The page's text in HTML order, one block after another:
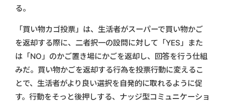
る。
「買い物カゴ投票」は、生活者がスーパーで買い物かご
を返却する際に、二者択一の設問に対して「YES」また
は「NO」のかご置き場にかごを返却し、回答を行う仕組
みだ。買い物かごを返却する行為を投票行動に変えるこ
とで、生活者がより良い選択を自発的に取れるように促
す。行動をそっと後押しする、ナッジ型コミュニケーショ